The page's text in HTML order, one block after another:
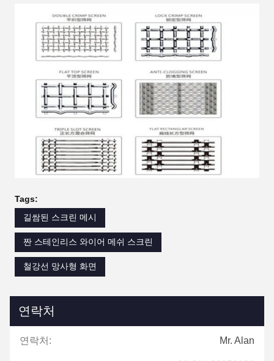
Tags:
길쌈된 스크린 메시
짠 스테인리스 와이어 메쉬 스크린
철강선 망사형 화면
연락처
연락처: Mr. Alan